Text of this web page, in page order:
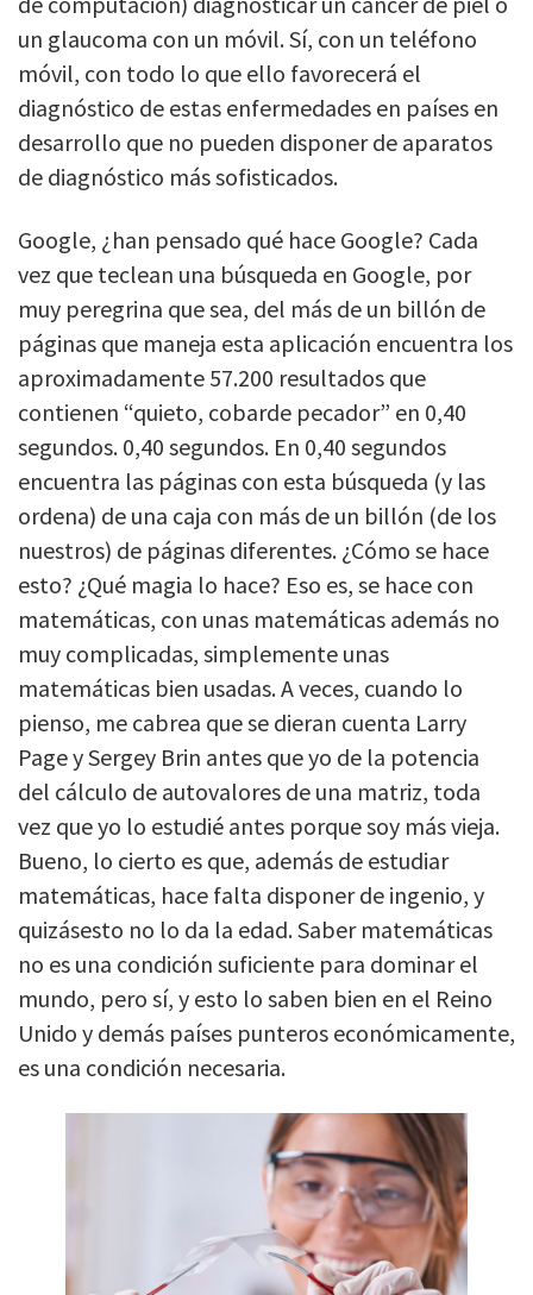
un glaucoma con un móvil. Sí, con un teléfono
móvil, con todo lo que ello favorecerá el
diagnóstico de estas enfermedades en países en
desarrollo que no pueden disponer de aparatos
de diagnóstico más sofisticados.
Google, ¿han pensado qué hace Google? Cada
vez que teclean una búsqueda en Google, por
muy peregrina que sea, del más de un billón de
páginas que maneja esta aplicación encuentra los
aproximadamente 57.200 resultados que
contienen “quieto, cobarde pecador” en 0,40
segundos. 0,40 segundos. En 0,40 segundos
encuentra las páginas con esta búsqueda (y las
ordena) de una caja con más de un billón (de los
nuestros) de páginas diferentes. ¿Cómo se hace
esto? ¿Qué magia lo hace? Eso es, se hace con
matemáticas, con unas matemáticas además no
muy complicadas, simplemente unas
matemáticas bien usadas. A veces, cuando lo
pienso, me cabrea que se dieran cuenta Larry
Page y Sergey Brin antes que yo de la potencia
del cálculo de autovalores de una matriz, toda
vez que yo lo estudié antes porque soy más vieja.
Bueno, lo cierto es que, además de estudiar
matemáticas, hace falta disponer de ingenio, y
quizásesto no lo da la edad. Saber matemáticas
no es una condición suficiente para dominar el
mundo, pero sí, y esto lo saben bien en el Reino
Unido y demás países punteros económicamente,
es una condición necesaria.